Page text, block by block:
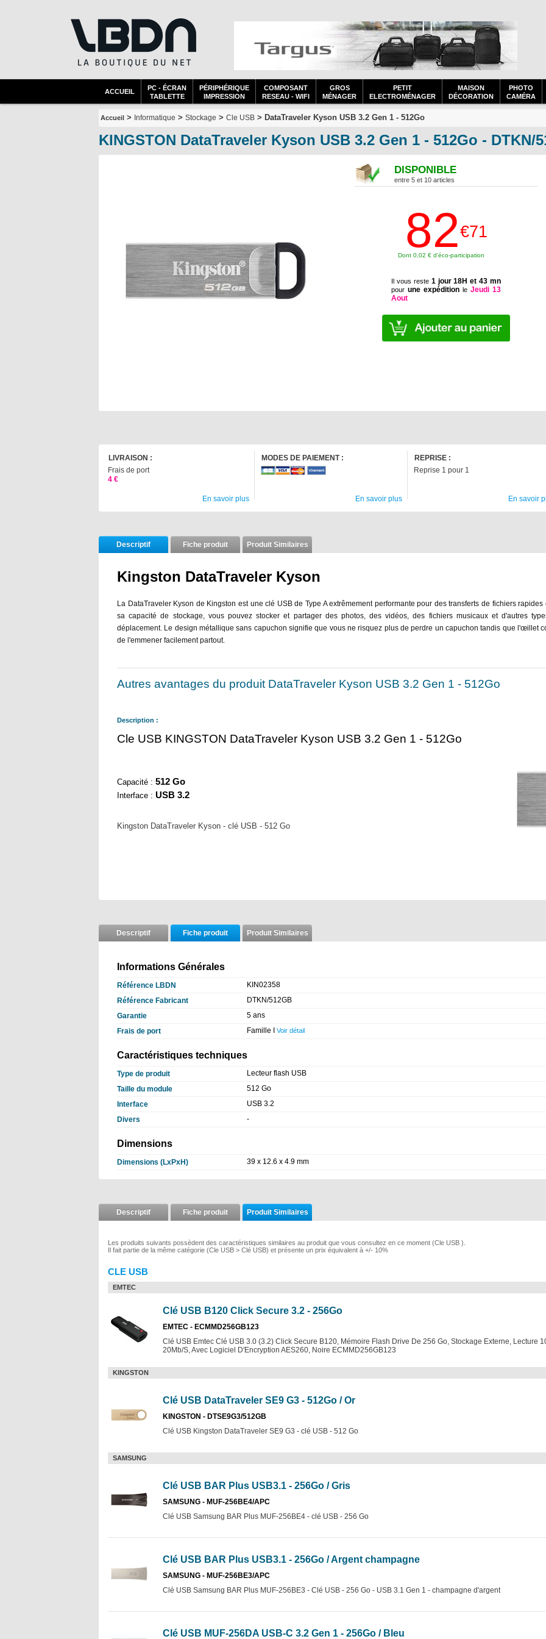
ACCUEIL
PC - ÉCRAN
TABLETTE
PÉRIPHÉRIQUE
IMPRESSION
COMPOSANT
RESEAU - WIFI
GROS
MÉNAGER
PETIT
ELECTROMÉNAGER
MAISON
DÉCORATION
PHOTO
CAMÉRA
Accueil > Informatique > Stockage > Cle USB > DataTraveler Kyson USB 3.2 Gen 1 - 512Go
KINGSTON DataTraveler Kyson USB 3.2 Gen 1 - 512Go - DTKN/
DISPONIBLE
entre 5 et 10 articles
82€71
Dont 0,02 € d'éco-participation
Il vous reste 1 jour 18H et 43 mn
pour une expédition le Jeudi 13
Aout
LIVRAISON :
Frais de port
4 €
En savoir plus
MODES DE PAIEMENT :
En savoir plus
REPRISE :
Reprise 1 pour 1
En savoir
Descriptif Fiche produit Produit Similaires
Kingston DataTraveler Kyson
La DataTraveler Kyson de Kingston est une clé USB de Type A extrêmement performante pour des transferts de fichiers rapides
sa capacité de stockage, vous pouvez stocker et partager des photos, des vidéos, des fichiers musicaux et d'autres
déplacement. Le design métallique sans capuchon signifie que vous ne risquez plus de perdre un capuchon tandis que l'œillet
de l'emmener facilement partout.
Autres avantages du produit DataTraveler Kyson USB 3.2 Gen 1 - 512Go
Description :
Cle USB KINGSTON DataTraveler Kyson USB 3.2 Gen 1 - 512Go
Capacité : 512 Go
Interface : USB 3.2
Kingston DataTraveler Kyson - clé USB - 512 Go
Descriptif Fiche produit Produit Similaires
Informations Générales
Référence LBDN
KIN02358
Référence Fabricant
DTKN/512GB
Garantie
5 ans
Frais de port
Famille I Voir détail
Caractéristiques techniques
Type de produit
Lecteur flash USB
Taille du module
512 Go
Interface
USB 3.2
Divers
-
Dimensions
Dimensions (LxPxH) 39 x 12.6 x 4.9 mm
Descriptif Fiche produit Produit Similaires
Les produits suivants possèdent des caractéristiques similaires au produit que vous consultez en ce moment (Cle USB ).
Il fait partie de la même catégorie (Cle USB > Clé USB) et présente un prix équivalent à +/- 10%
CLE USB
EMTEC
Clé USB B120 Click Secure 3.2 - 256Go
EMTEC - ECMMD256GB123
Clé USB Emtec Clé USB 3.0 (3.2) Click Secure B120, Mémoire Flash Drive De 256 Go, Stockage Externe, Lecture
20Mb/S, Avec Logiciel D'Encryption AES260, Noire ECMMD256GB123
KINGSTON
Clé USB DataTraveler SE9 G3 - 512Go / Or
KINGSTON - DTSE9G3/512GB
Clé USB Kingston DataTraveler SE9 G3 - clé USB - 512 Go
SAMSUNG
Clé USB BAR Plus USB3.1 - 256Go / Gris
SAMSUNG - MUF-256BE4/APC
Clé USB Samsung BAR Plus MUF-256BE4 - clé USB - 256 Go
Clé USB BAR Plus USB3.1 - 256Go / Argent champagne
SAMSUNG - MUF-256BE3/APC
Clé USB Samsung BAR Plus MUF-256BE3 - Clé USB - 256 Go - USB 3.1 Gen 1 - champagne d'argent
Clé USB MUF-256DA USB-C 3.2 Gen 1 - 256Go / Bleu